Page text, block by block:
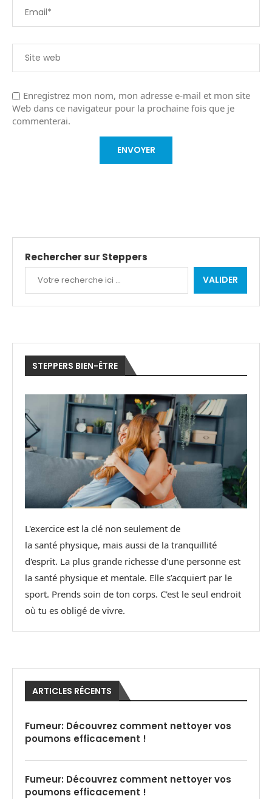
Enregistrez mon nom, mon adresse e-mail et mon site
Web dans ce navigateur pour la prochaine fois que je
commenterai.
Rechercher sur Steppers
VALIDER
STEPPERS BIEN-ÊTRE
L'exercice est la clé non seulement de
la santé physique, mais aussi de la tranquillité
d'esprit. La plus grande richesse d'une personne est
la santé physique et mentale. Elle s’acquiert par le
sport. Prends soin de ton corps. C'est le seul endroit
où tu es obligé de vivre.
ARTICLES RÉCENTS
Fumeur: Découvrez comment nettoyer vos
poumons efficacement !
Fumeur: Découvrez comment nettoyer vos
poumons efficacement !